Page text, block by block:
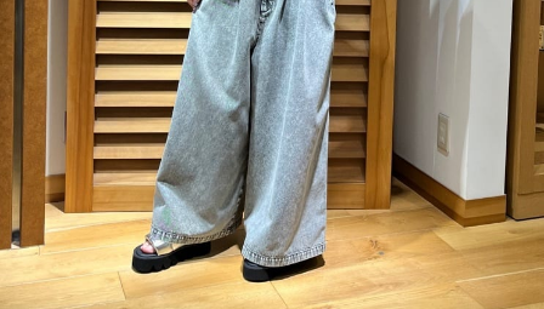
スタイリング
特集
NEWS
ブランド一覧
店舗検索